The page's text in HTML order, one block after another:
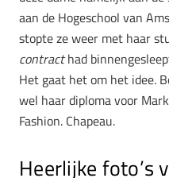
aan de Hogeschool van
stopte ze weer met haar
contracthad
Het gaat het om het idee.
wel haar diploma voor
Fashion. Chapeau.
Heerlijke foto’s